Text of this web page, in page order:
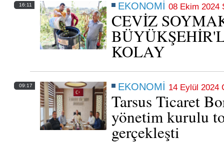
Tarsus’ta esnafa 387 milyon 418 bin kredi
07 Aralık 2025 Pazar 21:28
EKONOMİ 08 Ekim 2024
CEVİZ
KOLAY
16:11
EKONOMİ 14 Eylül 2024
Tarsus Ticaret
yönetim kurulu
gerçekleşti
09:17